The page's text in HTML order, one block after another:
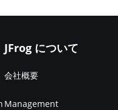
JFrog について
会社概要
Management